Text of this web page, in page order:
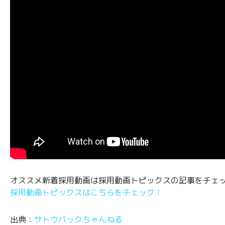
オススメ新着採用動画は採用動画トピックスの記事をチェ
採用動画トピックスはこちらをチェック！
出典： サトウパックちゃんねる